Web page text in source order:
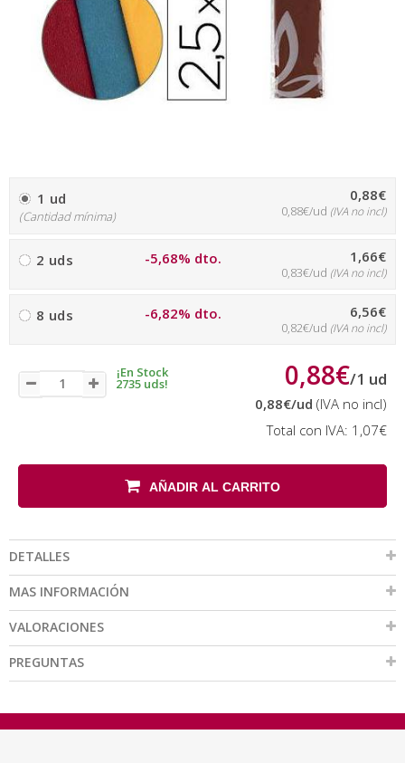
1 ud
(Cantidad mínima)
0,88€
0,88€/ud (IVA no incl)
2 uds -5,68% dto. 1,66€
0,83€/ud (IVA no incl)
8 uds -6,82% dto. 6,56€
0,82€/ud (IVA no incl)
¡En Stock
2735 uds! 0,88€/1 ud
0,88€/ud (IVA no incl)
Total con IVA: 1,07€
AÑADIR AL CARRITO
DETALLES
MAS INFORMACIÓN
VALORACIONES
PREGUNTAS